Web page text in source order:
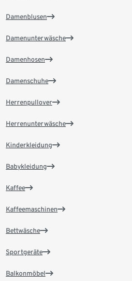
Damenblusen
Damenunterwäsche
Damenhosen
Damenschuhe
Herrenpullover
Herrenunterwäsche
Kinderkleidung
Babykleidung
Kaffee
Kaffeemaschinen
Bettwäsche
Sportgeräte
Balkonmöbel